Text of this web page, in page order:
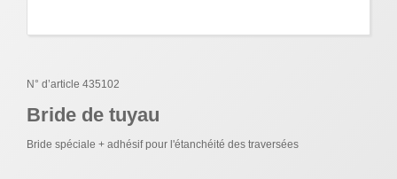
N° d’article 435102
Bride de tuyau
Bride spéciale + adhésif pour l'étanchéité des traversées